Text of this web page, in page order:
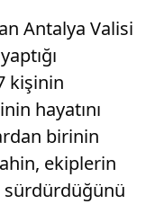
Antalya Valisi
kişinin
hayatını
birinin
ekiplerin
sürdürdüğünü